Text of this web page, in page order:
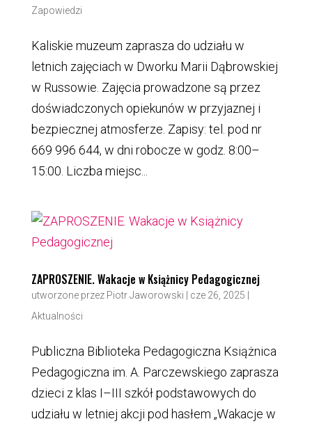
Zapowiedzi
Kaliskie muzeum zaprasza do udziału w
letnich zajęciach w Dworku Marii Dąbrowskiej
w Russowie. Zajęcia prowadzone są przez
doświadczonych opiekunów w przyjaznej i
bezpiecznej atmosferze. Zapisy: tel. pod nr
669 996 644, w dni robocze w godz. 8:00–
15:00. Liczba miejsc...
ZAPROSZENIE. Wakacje w Książnicy Pedagogicznej
utworzone przez Piotr Jaworowski cze 26, 2025
Aktualności
Publiczna Biblioteka Pedagogiczna Książnica
Pedagogiczna im. A. Parczewskiego zaprasza
dzieci z klas I–III szkół podstawowych do
udziału w letniej akcji pod hasłem „Wakacje w